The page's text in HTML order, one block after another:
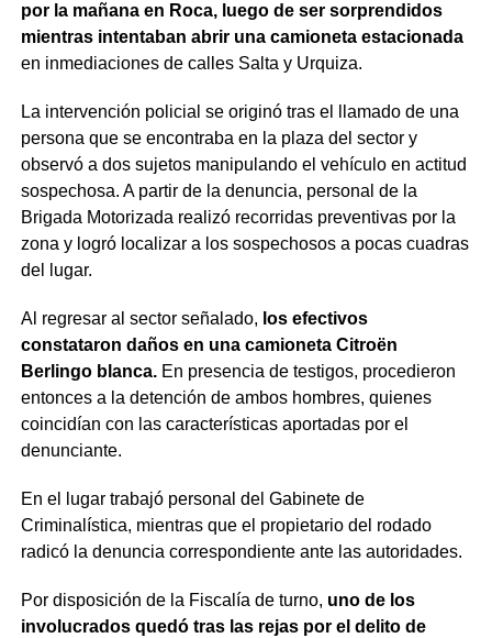
por la mañana en Roca, luego de ser sorprendidos
mientras intentaban abrir una camioneta estacionada
en inmediaciones de calles Salta y Urquiza.
La intervención policial se originó tras el llamado de una
persona que se encontraba en la plaza del sector y
observó a dos sujetos manipulando el vehículo en actitud
sospechosa. A partir de la denuncia, personal de la
Brigada Motorizada realizó recorridas preventivas por la
zona y logró localizar a los sospechosos a pocas cuadras
del lugar.
Al regresar al sector señalado, los efectivos
constataron daños en una camioneta Citroën
Berlingo blanca. En presencia de testigos, procedieron
entonces a la detención de ambos hombres, quienes
coincidían con las características aportadas por el
denunciante.
En el lugar trabajó personal del Gabinete de
Criminalística, mientras que el propietario del rodado
radicó la denuncia correspondiente ante las autoridades.
Por disposición de la Fiscalía de turno, uno de los
involucrados quedó tras las rejas por el delito de